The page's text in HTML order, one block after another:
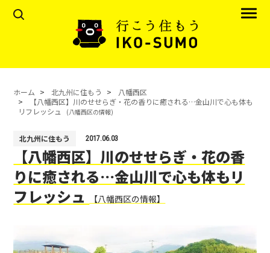
ホーム 北九州に住もう
八幡西区
【八幡西区】川のせせらぎ・花の香りに癒される…金山川で心も体も
リフレッシュ
(八幡西区の情報)
北九州に住もう 2017.06.03
【八幡西区】川のせせらぎ・花の香
りに癒される…金山川で心も体もリ
フレッシュ
【八幡西区の情報】